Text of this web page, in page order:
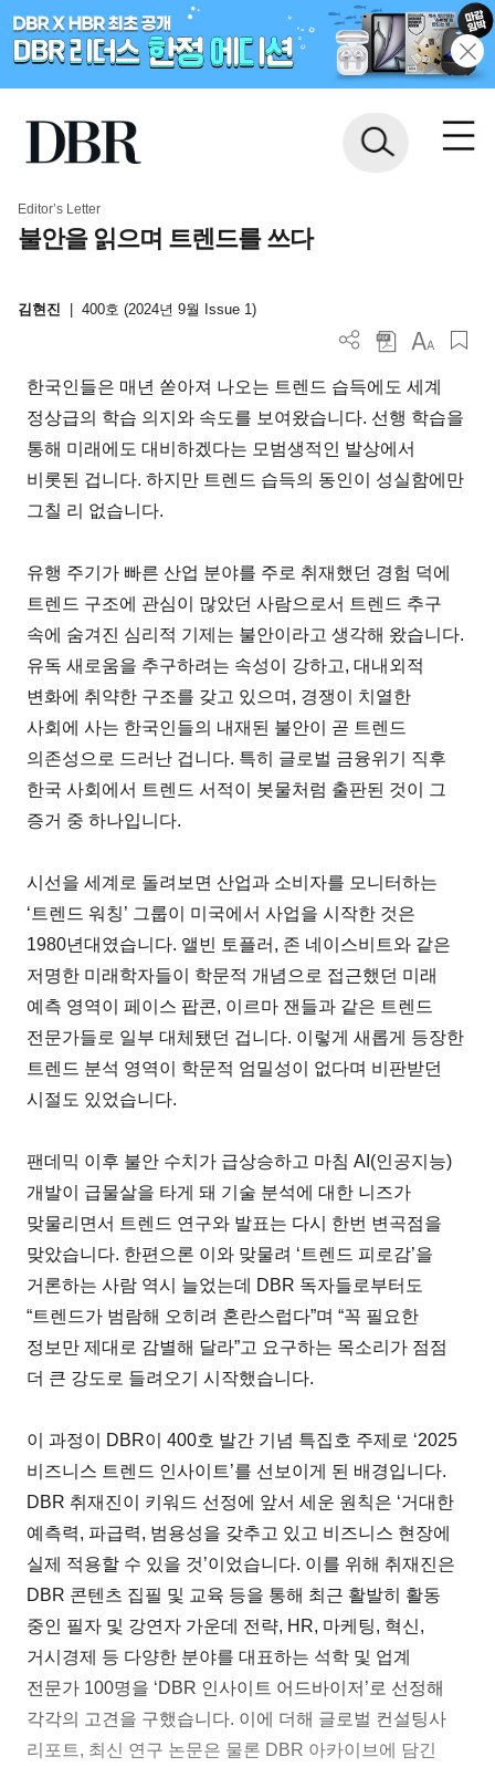
Editor’s Letter
불안을 읽으며 트렌드를 쓰다
김현진 400호 (2024년 9월 Issue 1)
한국인들은 매년 쏟아져 나오는 트렌드 습득에도 세계
정상급의 학습 의지와 속도를 보여왔습니다. 선행 학습을
통해 미래에도 대비하겠다는 모범생적인 발상에서
비롯된 겁니다. 하지만 트렌드 습득의 동인이 성실함에만
그칠 리 없습니다.
유행 주기가 빠른 산업 분야를 주로 취재했던 경험 덕에
트렌드 구조에 관심이 많았던 사람으로서 트렌드 추구
속에 숨겨진 심리적 기제는 불안이라고 생각해 왔습니다.
유독 새로움을 추구하려는 속성이 강하고, 대내외적
변화에 취약한 구조를 갖고 있으며, 경쟁이 치열한
사회에 사는 한국인들의 내재된 불안이 곧 트렌드
의존성으로 드러난 겁니다. 특히 글로벌 금융위기 직후
한국 사회에서 트렌드 서적이 봇물처럼 출판된 것이 그
증거 중 하나입니다.
시선을 세계로 돌려보면 산업과 소비자를 모니터하는
‘트렌드 워칭’ 그룹이 미국에서 사업을 시작한 것은
1980년대였습니다. 앨빈 토플러, 존 네이스비트와 같은
저명한 미래학자들이 학문적 개념으로 접근했던 미래
예측 영역이 페이스 팝콘, 이르마 잰들과 같은 트렌드
전문가들로 일부 대체됐던 겁니다. 이렇게 새롭게 등장한
트렌드 분석 영역이 학문적 엄밀성이 없다며 비판받던
시절도 있었습니다.
팬데믹 이후 불안 수치가 급상승하고 마침 AI(인공지능)
개발이 급물살을 타게 돼 기술 분석에 대한 니즈가
맞물리면서 트렌드 연구와 발표는 다시 한번 변곡점을
맞았습니다. 한편으론 이와 맞물려 ‘트렌드 피로감’을
거론하는 사람 역시 늘었는데 DBR 독자들로부터도
“트렌드가 범람해 오히려 혼란스럽다”며 “꼭 필요한
정보만 제대로 감별해 달라”고 요구하는 목소리가 점점
더 큰 강도로 들려오기 시작했습니다.
이 과정이 DBR이 400호 발간 기념 특집호 주제로 ‘2025
비즈니스 트렌드 인사이트’를 선보이게 된 배경입니다.
DBR 취재진이 키워드 선정에 앞서 세운 원칙은 ‘거대한
예측력, 파급력, 범용성을 갖추고 있고 비즈니스 현장에
실제 적용할 수 있을 것’이었습니다. 이를 위해 취재진은
DBR 콘텐츠 집필 및 교육 등을 통해 최근 활발히 활동
중인 필자 및 강연자 가운데 전략, HR, 마케팅, 혁신,
거시경제 등 다양한 분야를 대표하는 석학 및 업계
전문가 100명을 ‘DBR 인사이트 어드바이저’로 선정해
각각의 고견을 구했습니다. 이에 더해 글로벌 컨설팅사
리포트, 최신 연구 논문은 물론 DBR 아카이브에 담긴